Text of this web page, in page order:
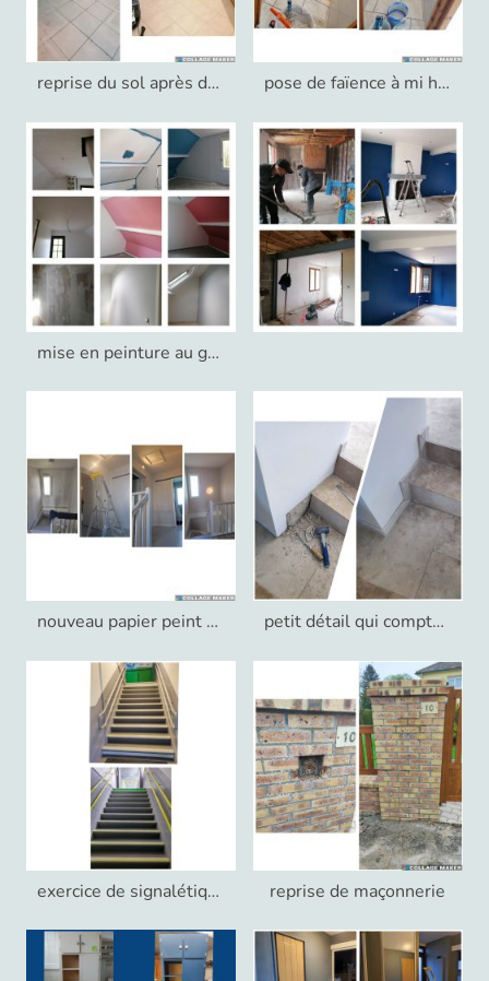
reprise du sol après démontage d'un mur pose de faïence à mi hauteur dans un wc
mise en peinture au goût du jour après achat
nouveau papier peint pour cette cage d'escalier petit détail qui compte: pose des plinthes dans ces marches
exercice de signalétique dans ces escaliers d'école reprise de maçonnerie